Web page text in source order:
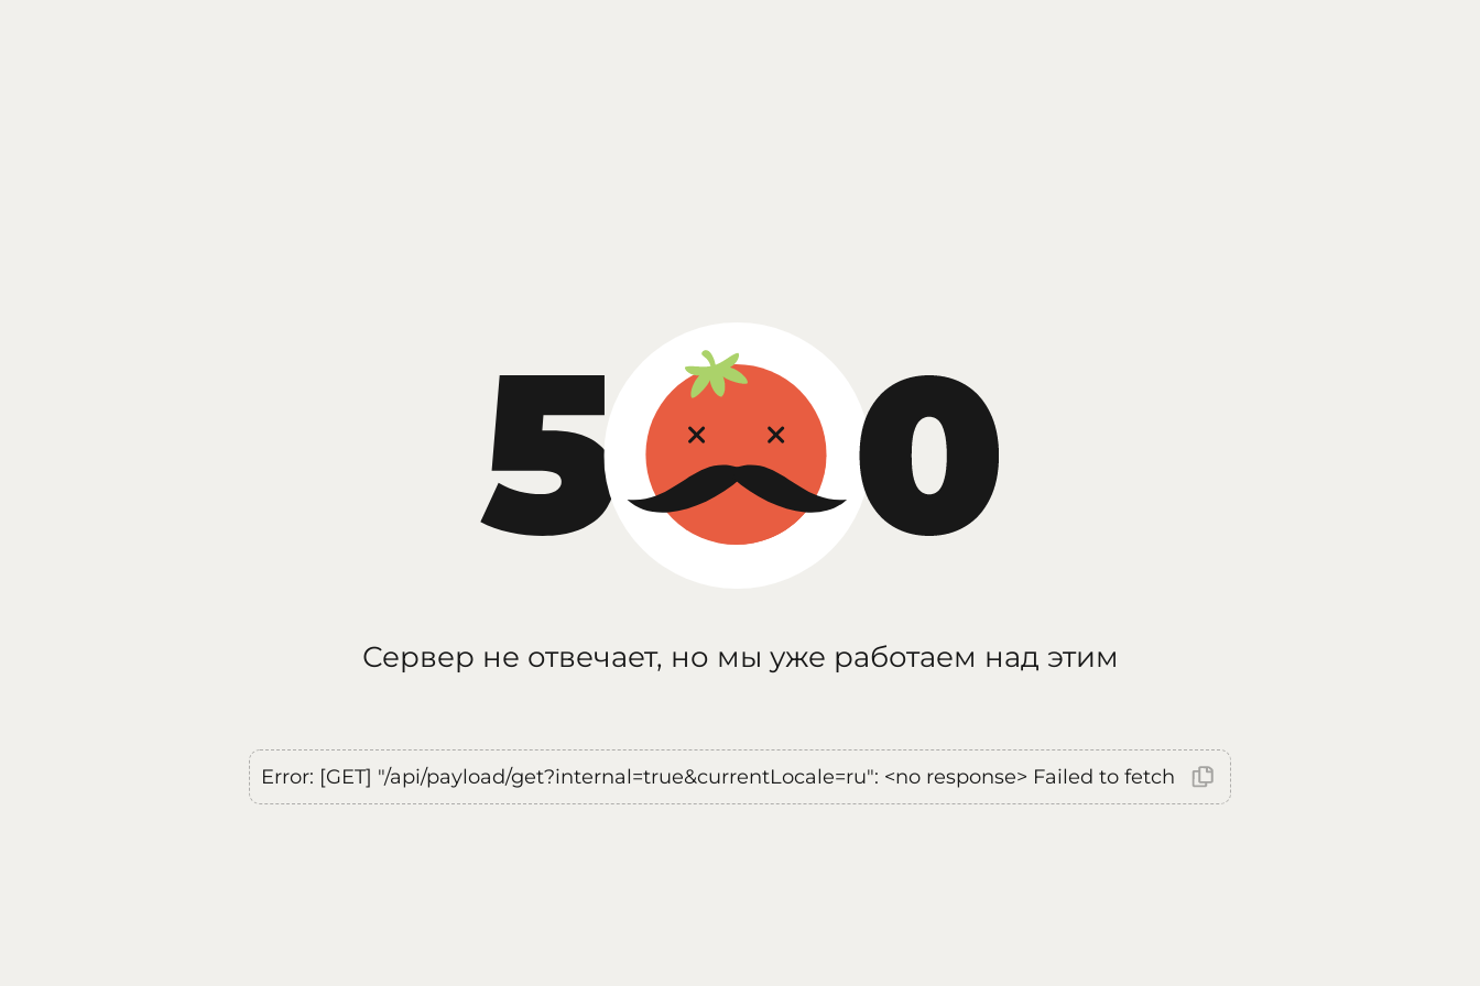
Сервер не отвечает, но мы уже работаем над этим
Error: [GET] "/api/payload/get?internal=true&currentLocale=ru": <no response> Failed to fetch